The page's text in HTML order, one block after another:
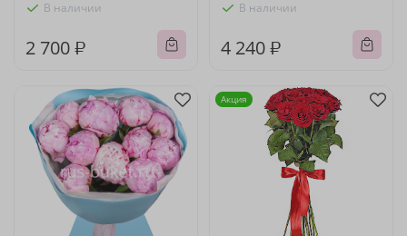
В наличии
2 700 ₽
В наличии
4 240 ₽
Акция